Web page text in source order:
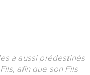
a aussi prédestinés
afin que son Fils